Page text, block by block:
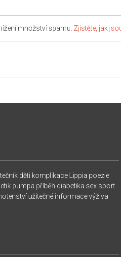
množství spamu. Zjistěte, jak
děti komplikace Lippia poezie
pumpa příběh diabetika sex sport
užitečné informace výživa